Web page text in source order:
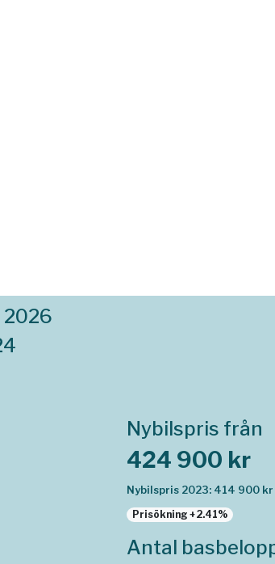
Nybilspris från
424 900 kr
Nybilspris 2023: 414 900 kr
Prisökning +2.41%
Antal